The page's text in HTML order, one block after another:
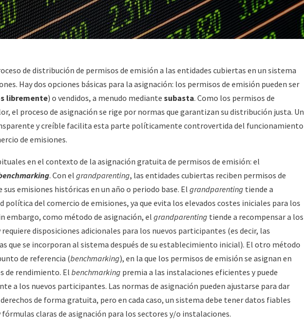
de distribución de permisos de emisión a las entidades cubiertas en un sistema
Hay dos opciones básicas para la asignación: los permisos de emisión pueden ser
libremente) o vendidos, a menudo mediante subasta. Como los permisos de
el proceso de asignación se rige por normas que garantizan su distribución justa. Un
y creíble facilita esta parte políticamente controvertida del funcionamiento
de emisiones.
en el contexto de la asignación gratuita de permisos de emisión: el
. Con el grandparenting, las entidades cubiertas reciben permisos de
emisiones históricas en un año o periodo base. El grandparenting tiende a
política del comercio de emisiones, ya que evita los elevados costes iniciales para los
embargo, como método de asignación, el grandparenting tiende a recompensar a los
disposiciones adicionales para los nuevos participantes (es decir, las
que se incorporan al sistema después de su establecimiento inicial). El otro método
de referencia (benchmarking), en la que los permisos de emisión se asignan en
de rendimiento. Elbenchmarking premia a las instalaciones eficientes y puede
a los nuevos participantes. Las normas de asignación pueden ajustarse para dar
de forma gratuita, pero en cada caso, un sistema debe tener datos fiables
claras de asignación para los sectores y/o instalaciones.